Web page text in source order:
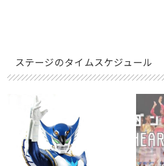
ステージのタイムスケジュール